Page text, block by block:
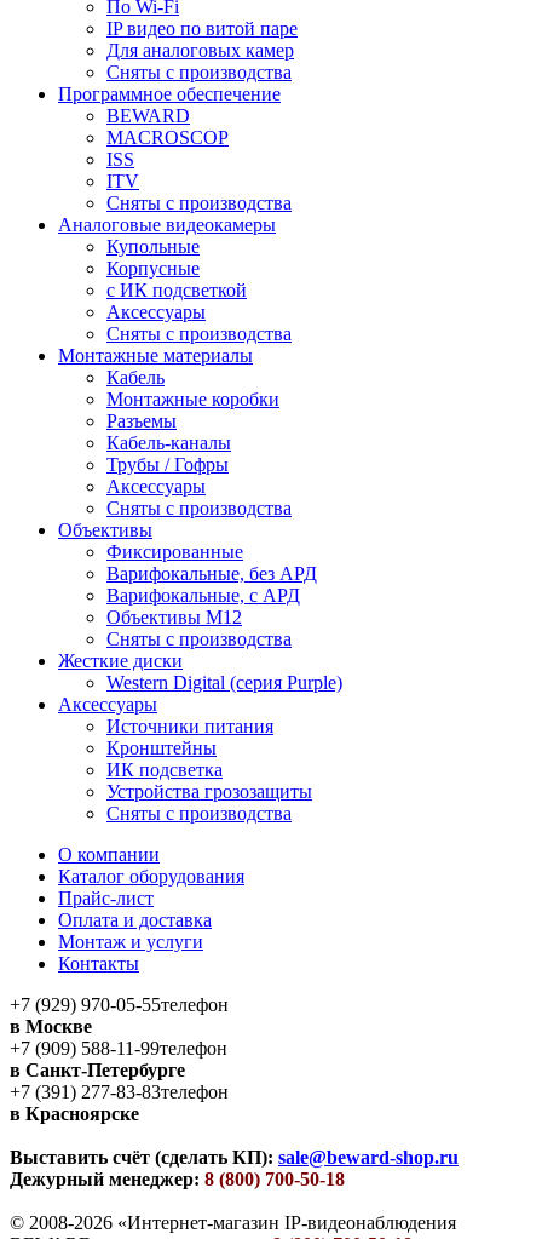
По Wi-Fi
IP видео по витой паре
Для аналоговых камер
Сняты с производства
Программное обеспечение
BEWARD
MACROSCOP
ISS
ITV
Сняты с производства
Аналоговые видеокамеры
Купольные
Корпусные
c ИК подсветкой
Аксессуары
Сняты с производства
Монтажные материалы
Кабель
Монтажные коробки
Разъемы
Кабель-каналы
Трубы / Гофры
Аксессуары
Сняты с производства
Объективы
Фиксированные
Варифокальные, без АРД
Варифокальные, с АРД
Объективы M12
Сняты с производства
Жесткие диски
Western Digital (серия Purple)
Аксессуары
Источники питания
Кронштейны
ИК подсветка
Устройства грозозащиты
Сняты с производства
О компании
Каталог оборудования
Прайс-лист
Оплата и доставка
Монтаж и услуги
Контакты
+7 (929) 970-05-55телефон
в Москве
+7 (909) 588-11-99телефон
в Санкт-Петербурге
+7 (391) 277-83-83телефон
в Красноярске
Выставить счёт (сделать КП): sale@beward-shop.ru
Дежурный менеджер: 8 (800) 700-50-18
© 2008-2026 «Интернет-магазин IP-видеонаблюдения